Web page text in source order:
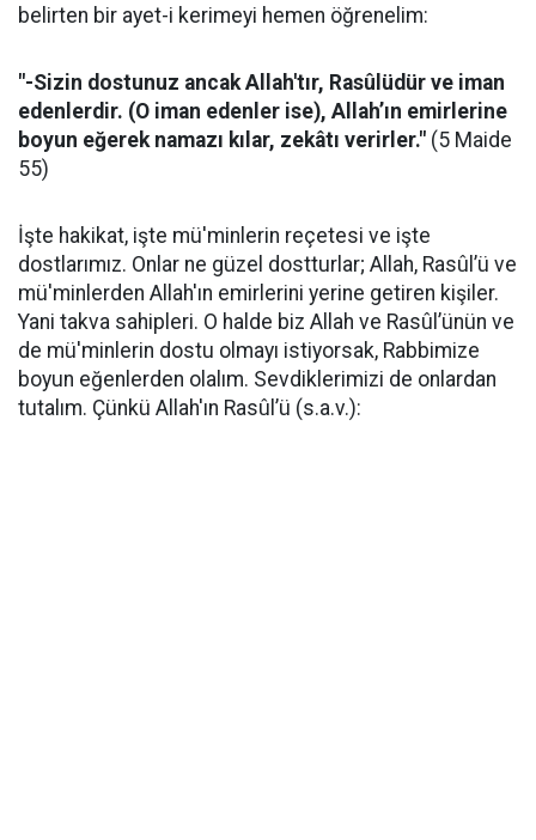
belirten bir ayet-i kerimeyi hemen öğrenelim:
"-Sizin dostunuz ancak Allah'tır, Rasûlüdür ve iman
edenlerdir. (O iman edenler ise), Allah’ın emirlerine
boyun eğerek namazı kılar, zekâtı verirler." (5 Maide
55)
İşte hakikat, işte mü'minlerin reçetesi ve işte
dostlarımız. Onlar ne güzel dostturlar; Allah, Rasûl’ü ve
mü'minlerden Allah'ın emirlerini yerine getiren kişiler.
Yani takva sahipleri. O halde biz Allah ve Rasûl’ünün ve
de mü'minlerin dostu olmayı istiyorsak, Rabbimize
boyun eğenlerden olalım. Sevdiklerimizi de onlardan
tutalım. Çünkü Allah'ın Rasûl’ü (s.a.v.):